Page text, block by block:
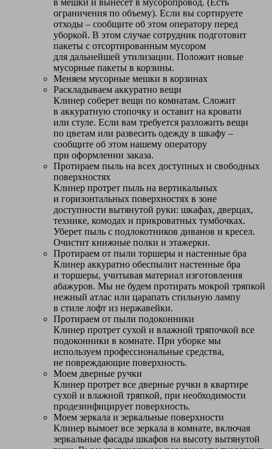
в мешки и вынесет в мусоропровод. (Есть
ограничения по объему). Если вы сортируете
отходы – сообщите об этом оператору перед
уборкой. В этом случае сотрудник подготовит
пакеты с отсортированным мусором
для дальнейшей утилизации. Положит новые
мусорные пакеты в корзины.
Меняем мусорные мешки в корзинах
Раскладываем аккуратно вещи
Клинер соберет вещи по комнатам. Сложит
в аккуратную стопочку и оставит на кровати
или стуле. Если вам требуется разложить вещи
по цветам или развесить одежду в шкафу –
сообщите об этом нашему оператору
при оформлении заказа.
Протираем пыль на всех доступных и свободных
поверхностях
Клинер протрет пыль на вертикальных
и горизонтальных поверхностях в зоне
доступности вытянутой руки: шкафах, дверцах,
технике, комодах и прикроватных тумбочках.
Уберет пыль с подлокотников диванов и кресел.
Очистит книжные полки и этажерки.
Протираем от пыли торшеры и настенные бра
Клинер аккуратно обеспылит настенные бра
и торшеры, учитывая материал изготовления
абажуров. Мы не будем протирать мокрой тряпкой
нежный атлас или царапать стильную лампу
в стиле лофт из нержавейки.
Протираем от пыли подоконники
Клинер протрет сухой и влажной тряпочкой все
подоконники в комнате. При уборке мы
используем профессиональные средства,
не повреждающие поверхность.
Моем дверные ручки
Клинер протрет все дверные ручки в квартире
сухой и влажной тряпкой, при необходимости
продезинфицирует поверхность.
Моем зеркала и зеркальные поверхности
Клинер вымоет все зеркала в комнате, включая
зеркальные фасады шкафов на высоту вытянутой